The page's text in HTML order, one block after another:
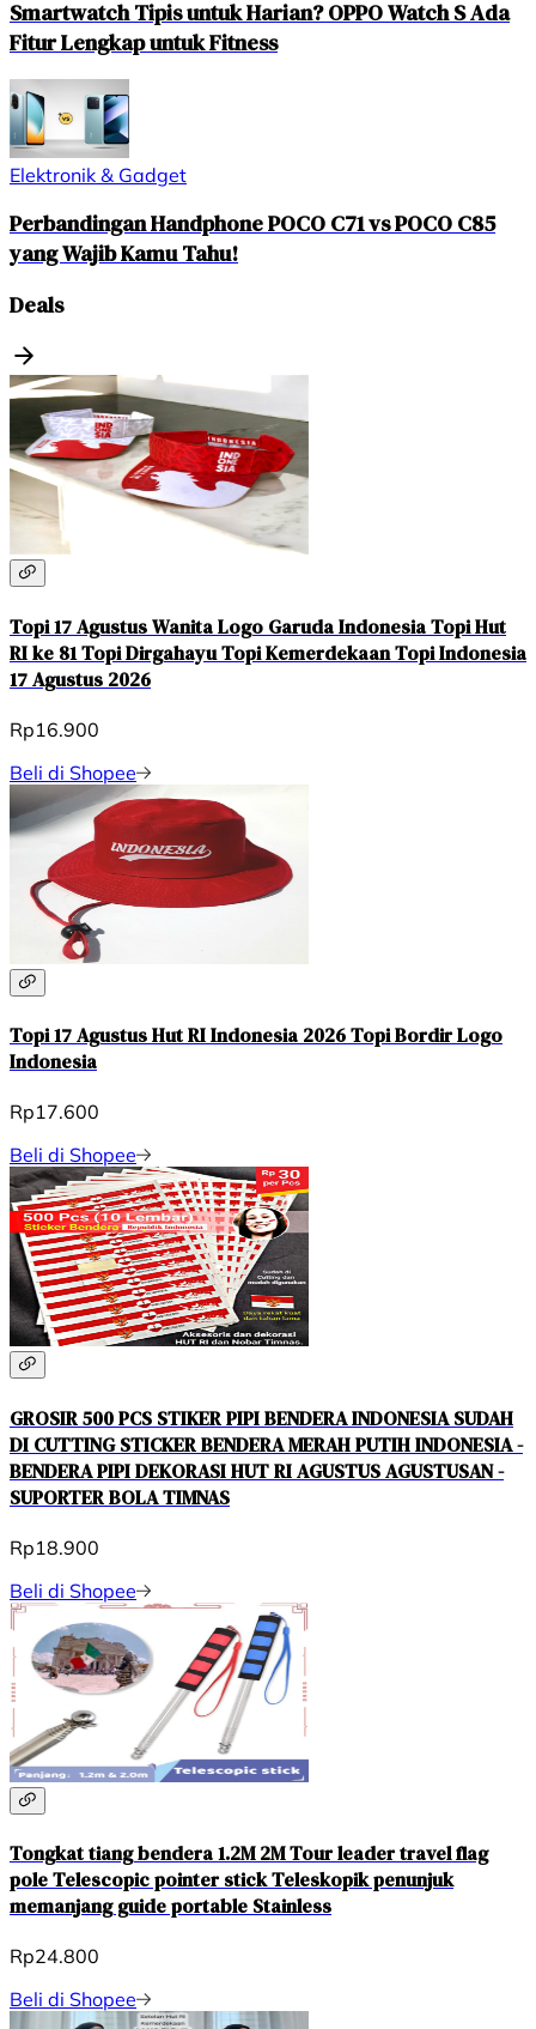
Smartwatch Tipis untuk Harian? OPPO Watch S Ada
Fitur Lengkap untuk Fitness
Elektronik & Gadget
Perbandingan Handphone POCO C71 vs POCO C85
yang Wajib Kamu Tahu!
Deals
Topi 17 Agustus Wanita Logo Garuda Indonesia Topi Hut
RI ke 81 Topi Dirgahayu Topi Kemerdekaan Topi Indonesia
17 Agustus 2026
Rp16.900
Beli di Shopee
Topi 17 Agustus Hut RI Indonesia 2026 Topi Bordir Logo
Indonesia
Rp17.600
Beli di Shopee
GROSIR 500 PCS STIKER PIPI BENDERA INDONESIA SUDAH
DI CUTTING STICKER BENDERA MERAH PUTIH INDONESIA -
BENDERA PIPI DEKORASI HUT RI AGUSTUS AGUSTUSAN -
SUPORTER BOLA TIMNAS
Rp18.900
Beli di Shopee
Tongkat tiang bendera 1.2M 2M Tour leader travel flag
pole Telescopic pointer stick Teleskopik penunjuk
memanjang guide portable Stainless
Rp24.800
Beli di Shopee